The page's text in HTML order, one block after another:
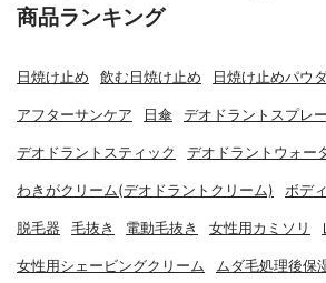
商品ランキング
日焼け止め 飲む日焼け止め 日焼け止めパウ
アフターサンケア 日傘 デオドラントスプレー
デオドラントスティック デオドラントウォー
わきがクリーム(デオドラントクリーム) ボデ
脱毛器 毛抜き 電動毛抜き 女性用カミソリ
女性用シェービングクリーム ムダ毛処理後保